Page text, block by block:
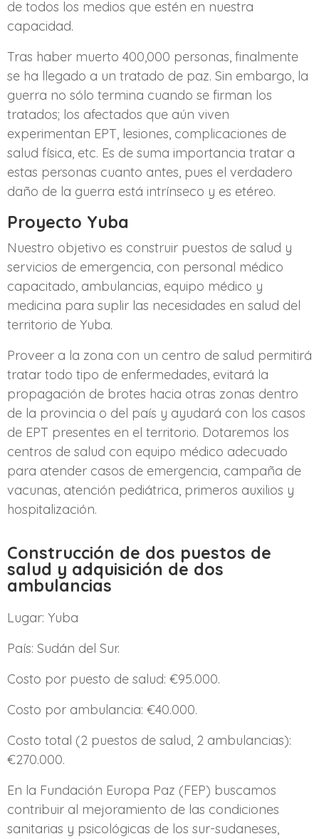
de todos los medios que estén en nuestra
capacidad.
Tras haber muerto 400,000 personas, finalmente
se ha llegado a un tratado de paz. Sin embargo, la
guerra no sólo termina cuando se firman los
tratados; los afectados que aún viven
experimentan EPT, lesiones, complicaciones de
salud física, etc. Es de suma importancia tratar a
estas personas cuanto antes, pues el verdadero
daño de la guerra está intrínseco y es etéreo.
Proyecto Yuba
Nuestro objetivo es construir puestos de salud y
servicios de emergencia, con personal médico
capacitado, ambulancias, equipo médico y
medicina para suplir las necesidades en salud del
territorio de Yuba.
Proveer a la zona con un centro de salud permitirá
tratar todo tipo de enfermedades, evitará la
propagación de brotes hacia otras zonas dentro
de la provincia o del país y ayudará con los casos
de EPT presentes en el territorio. Dotaremos los
centros de salud con equipo médico adecuado
para atender casos de emergencia, campaña de
vacunas, atención pediátrica, primeros auxilios y
hospitalización.
Construcción de dos puestos de
salud y adquisición de dos
ambulancias
Lugar: Yuba
País: Sudán del Sur.
Costo por puesto de salud: €95.000.
Costo por ambulancia: €40.000.
Costo total (2 puestos de salud, 2 ambulancias):
€270.000.
En la Fundación Europa Paz (FEP) buscamos
contribuir al mejoramiento de las condiciones
sanitarias y psicológicas de los sur-sudaneses,